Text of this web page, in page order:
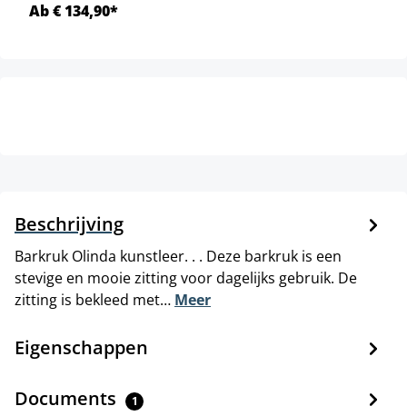
Ab € 134,90*
Beschrijving
Barkruk Olinda kunstleer. . . Deze barkruk is een
stevige en mooie zitting voor dagelijks gebruik. De
zitting is bekleed met… Meer
Eigenschappen
Documents 1